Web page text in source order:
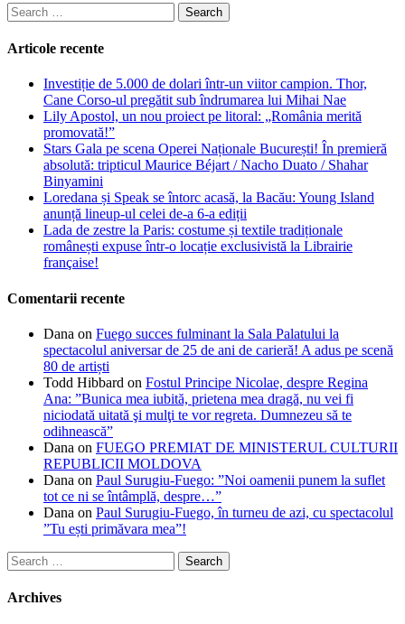
Search
for:
Articole recente
Investiție de 5.000 de dolari într-un viitor campion. Thor,
Cane Corso-ul pregătit sub îndrumarea lui Mihai Nae
Lily Apostol, un nou proiect pe litoral: „România merită
promovată!”
Stars Gala pe scena Operei Naționale București! În premieră
absolută: tripticul Maurice Béjart / Nacho Duato / Shahar
Binyamini
Loredana și Speak se întorc acasă, la Bacău: Young Island
anunță lineup-ul celei de-a 6-a ediții
Lada de zestre la Paris: costume și textile tradiționale
românești expuse într-o locație exclusivistă la Librairie
française!
Comentarii recente
Dana on Fuego succes fulminant la Sala Palatului la
spectacolul aniversar de 25 de ani de carieră! A adus pe scenă
80 de artiști
Todd Hibbard on Fostul Principe Nicolae, despre Regina
Ana: ”Bunica mea iubită, prietena mea dragă, nu vei fi
niciodată uitată şi mulţi te vor regreta. Dumnezeu să te
odihnească”
Dana on FUEGO PREMIAT DE MINISTERUL CULTURII
REPUBLICII MOLDOVA
Dana on Paul Surugiu-Fuego: ”Noi oamenii punem la suflet
tot ce ni se întâmplă, despre…”
Dana on Paul Surugiu-Fuego, în turneu de azi, cu spectacolul
”Tu ești primăvara mea”!
Search
for:
Archives